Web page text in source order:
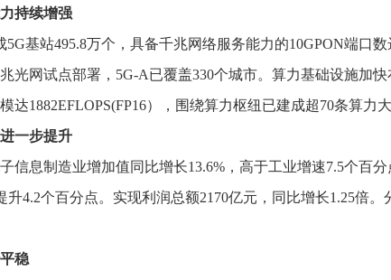
持续增强
基站495.8万个，具备千兆网络服务能力的10GPON端口
光网试点部署，5G-A已覆盖330个城市。算力基础设施
达1882EFLOPS(FP16），围绕算力枢纽已建成超70条算力大
一步提升
息制造业增加值同比增长13.6%，高于工业增速7.5个百
升4.2个百分点。实现利润总额2170亿元，同比增长1.25倍
稳